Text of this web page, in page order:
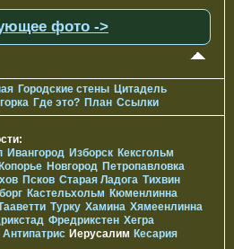
фото ->
Городские стены Цитадель
Где это? План Ссылки
Ивангород Изборск Кексгольм
Копорье Новгород Петропавловка
Псков Старая Ладога Тихвин
Кастельхольм Кюменлинна
Турку Хамина Хямеенлинна
Фредрикстен Хегра
Антипатрис Иерусалим Кесария